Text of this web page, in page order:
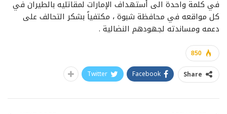
في كلمة واحدة الى أستهداف الإمارات لمقاتليه بالطيران في
كل مواقعه في محافظة شبوة ، مكتفياً بشكر التحالف على
دعمه ومساندته لجهودهم النضالية .
850
Share
Facebook
Twitter